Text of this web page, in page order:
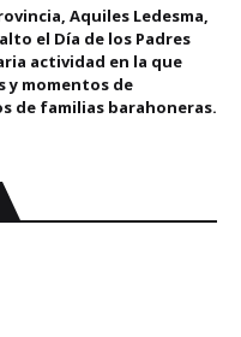
Aquiles Ledesma,
el Día de los Padres
actividad en la que
y momentos de
de familias barahoneras.